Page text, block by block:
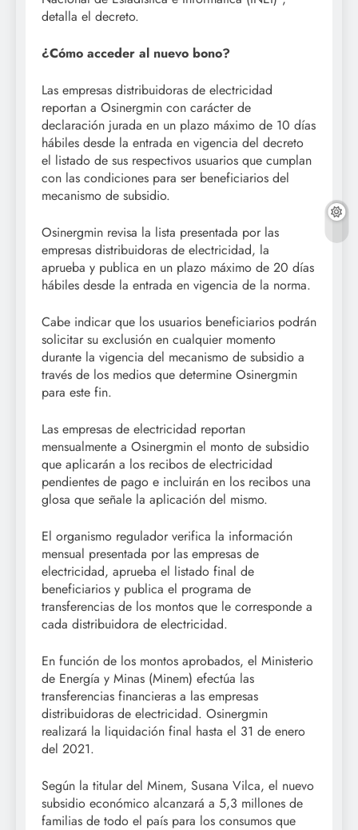
detalla el decreto.
¿Cómo acceder al nuevo bono?
Las empresas distribuidoras de electricidad
reportan a Osinergmin con carácter de
declaración jurada en un plazo máximo de 10 días
hábiles desde la entrada en vigencia del decreto
el listado de sus respectivos usuarios que cumplan
con las condiciones para ser beneficiarios del
mecanismo de subsidio.
Osinergmin revisa la lista presentada por las
empresas distribuidoras de electricidad, la
aprueba y publica en un plazo máximo de 20 días
hábiles desde la entrada en vigencia de la norma.
Cabe indicar que los usuarios beneficiarios podrán
solicitar su exclusión en cualquier momento
durante la vigencia del mecanismo de subsidio a
través de los medios que determine Osinergmin
para este fin.
Las empresas de electricidad reportan
mensualmente a Osinergmin el monto de subsidio
que aplicarán a los recibos de electricidad
pendientes de pago e incluirán en los recibos una
glosa que señale la aplicación del mismo.
El organismo regulador verifica la información
mensual presentada por las empresas de
electricidad, aprueba el listado final de
beneficiarios y publica el programa de
transferencias de los montos que le corresponde a
cada distribuidora de electricidad.
En función de los montos aprobados, el Ministerio
de Energía y Minas (Minem) efectúa las
transferencias financieras a las empresas
distribuidoras de electricidad. Osinergmin
realizará la liquidación final hasta el 31 de enero
del 2021.
Según la titular del Minem, Susana Vilca, el nuevo
subsidio económico alcanzará a 5,3 millones de
familias de todo el país para los consumos que